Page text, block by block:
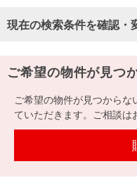
ンを
投
資
物
定
時手
取り
試算
経営ビジ
沿革
会社案内
ック版）
会員ページ
現在の検索条件を確認・
ご希望の物件が見つ
ご希望の物件が見つから
ていただきます。ご相談は